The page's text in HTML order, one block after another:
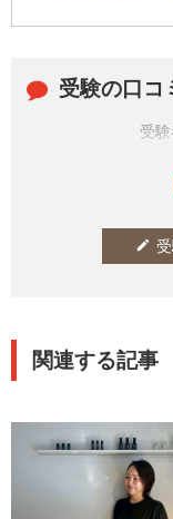
受験の口コ
受
edit
関連する記事